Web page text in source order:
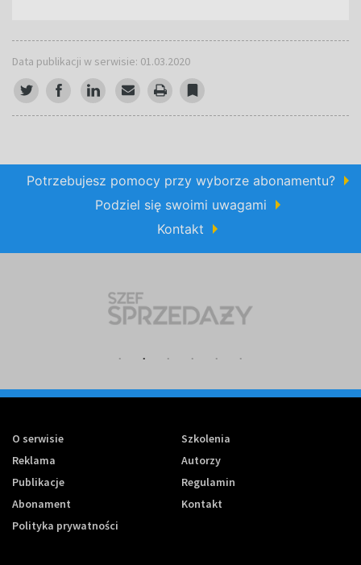
Data publikacji w serwisie: 01.03.2020
Potrzebujesz pomocy przy wyborze abonamentu?
Podziel się swoimi uwagami
Kontakt
O serwisie
Szkolenia
Reklama
Autorzy
Publikacje
Regulamin
Abonament
Kontakt
Polityka prywatności